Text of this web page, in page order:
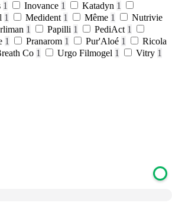
1 Inovance 1 Katadyn 1
1 Medident 1 Même 1
Nutrivie
1 Papilli 1 PediAct 1
1 Pranarom 1 Pur'Aloé 1
Ricola
Co 1 Urgo Filmogel 1 Vitry 1